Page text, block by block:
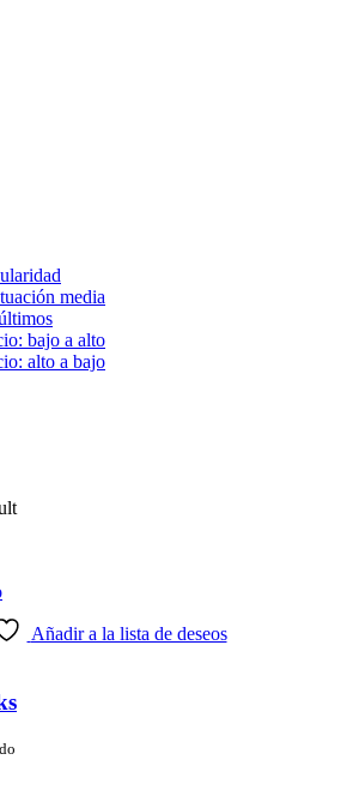
media
bajo a alto
alto a bajo
Añadir a la lista de deseos